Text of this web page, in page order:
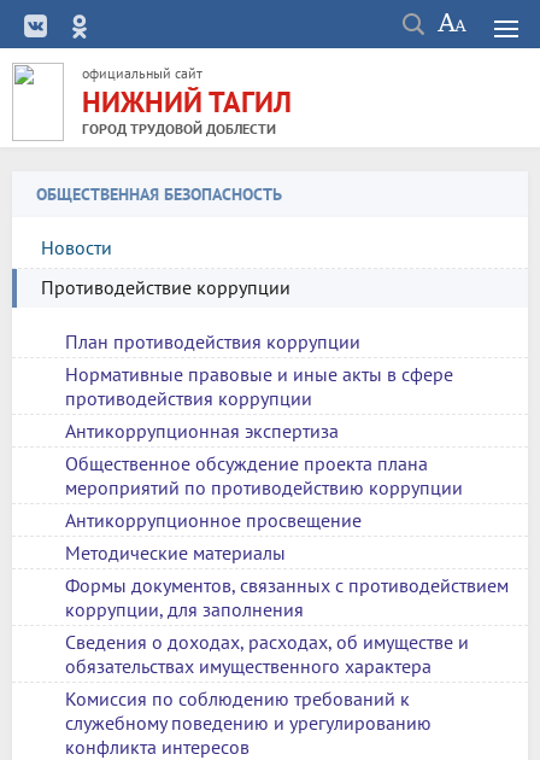
официальный сайт
НИЖНИЙ ТАГИЛ
ГОРОД ТРУДОВОЙ ДОБЛЕСТИ
ОБЩЕСТВЕННАЯ БЕЗОПАСНОСТЬ
Новости
Противодействие коррупции
План противодействия коррупции
Нормативные правовые и иные акты в сфере
противодействия коррупции
Антикоррупционная экспертиза
Общественное обсуждение проекта плана
мероприятий по противодействию коррупции
Антикоррупционное просвещение
Методические материалы
Формы документов, связанных с противодействием
коррупции, для заполнения
Сведения о доходах, расходах, об имуществе и
обязательствах имущественного характера
Комиссия по соблюдению требований к
служебному поведению и урегулированию
конфликта интересов